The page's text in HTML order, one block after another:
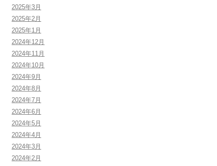
2025年3月
2025年2月
2025年1月
2024年12月
2024年11月
2024年10月
2024年9月
2024年8月
2024年7月
2024年6月
2024年5月
2024年4月
2024年3月
2024年2月